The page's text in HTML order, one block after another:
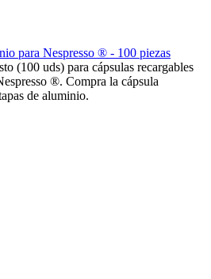
para Nespresso ® - 100 piezas
(100 uds) para cápsulas recargables
®. Compra la cápsula
de aluminio.